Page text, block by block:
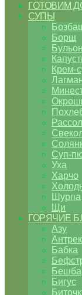
ГОТОВИМ
СУПЫ
Борщ
Крем-
Суп-
Уха
Харчо
Шурпа
Щи
ГОРЯЧИЕ
Азу
Бабка
Бигус